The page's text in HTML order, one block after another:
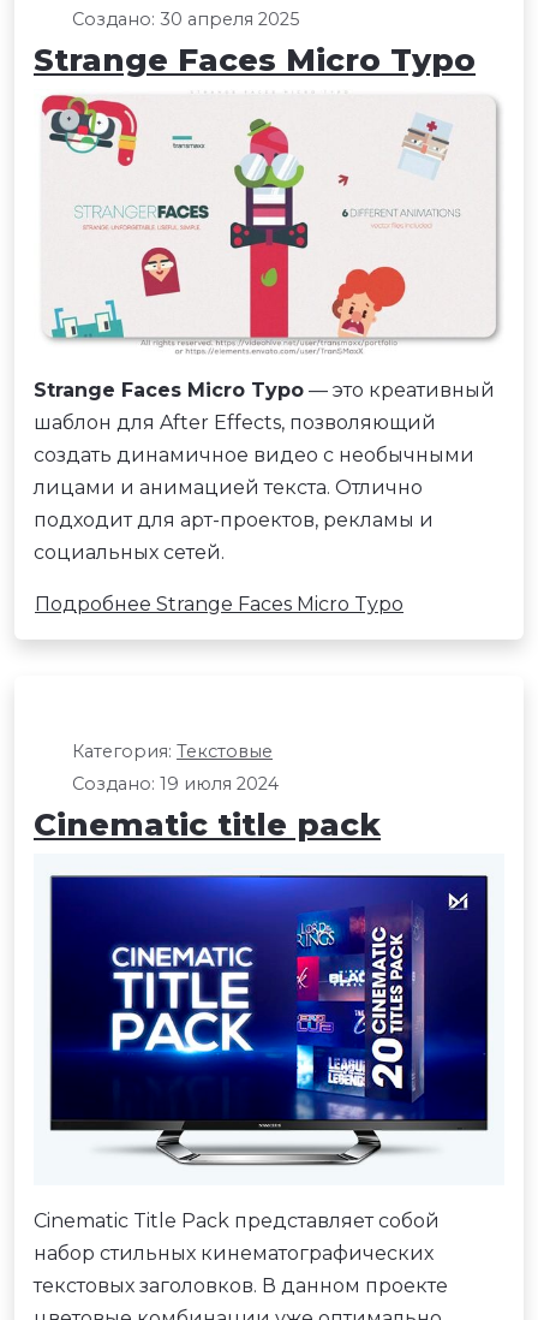
Создано: 30 апреля 2025
Strange Faces Micro Typo
Strange Faces Micro Typo — это креативный
шаблон для After Effects, позволяющий
создать динамичное видео с необычными
лицами и анимацией текста. Отлично
подходит для арт-проектов, рекламы и
социальных сетей.
Подробнее Strange Faces Micro Typo
Категория: Текстовые
Создано: 19 июля 2024
Cinematic title pack
Cinematic Title Pack представляет собой
набор стильных кинематографических
текстовых заголовков. В данном проекте